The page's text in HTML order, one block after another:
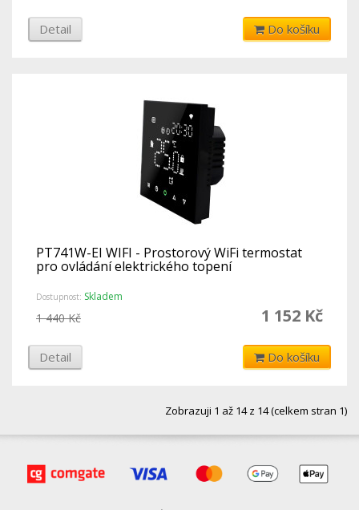
Detail Do košíku
PT741W-EI WIFI - Prostorový WiFi termostat
pro ovládání elektrického topení
Dostupnost: Skladem
1 152 Kč
1 440 Kč
Detail Do košíku
Zobrazuji 1 až 14 z 14 (celkem stran 1)